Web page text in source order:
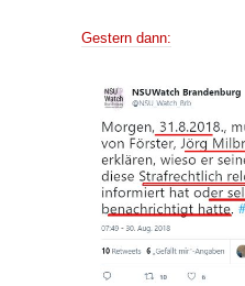
Gestern dann: